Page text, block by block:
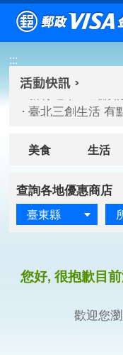
跳到主要內容區塊
:::
新竹遠東巨城購
桃園大江國際購
新竹遠東巨城購
臺北三創生活 有
美食 生活
查詢各地優惠商店
臺東縣
您好, 很抱歉目
歡迎您